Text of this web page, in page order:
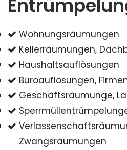
Wohnungsräumungen
Kellerräumungen,
Haushaltsauflösungen
Büroauflösungen,
Geschäftsräumunge,
Zwangsräumungen